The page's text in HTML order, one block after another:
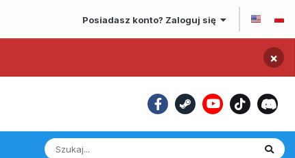
Posiadasz konto? Zaloguj się
×